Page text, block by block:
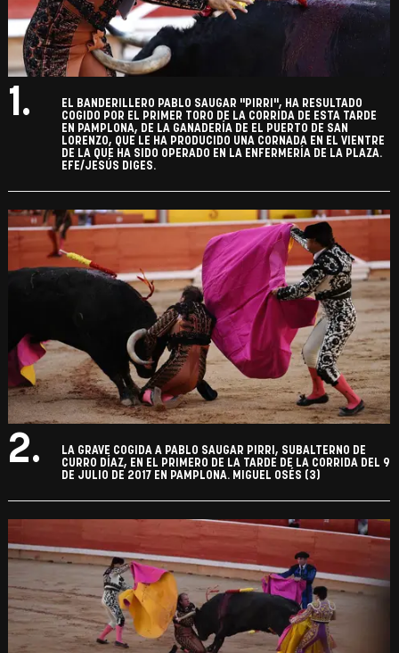
1.
EL BANDERILLERO PABLO SAUGAR "PIRRI", HA RESULTADO
COGIDO POR EL PRIMER TORO DE LA CORRIDA DE ESTA TARDE
EN PAMPLONA, DE LA GANADERÍA DE EL PUERTO DE SAN
LORENZO, QUE LE HA PRODUCIDO UNA CORNADA EN EL VIENTRE
DE LA QUE HA SIDO OPERADO EN LA ENFERMERÍA DE LA PLAZA.
EFE/JESÚS DIGES.
2.
LA GRAVE COGIDA A PABLO SAUGAR PIRRI, SUBALTERNO DE
CURRO DÍAZ, EN EL PRIMERO DE LA TARDE DE LA CORRIDA DEL 9
DE JULIO DE 2017 EN PAMPLONA. MIGUEL OSÉS (3)